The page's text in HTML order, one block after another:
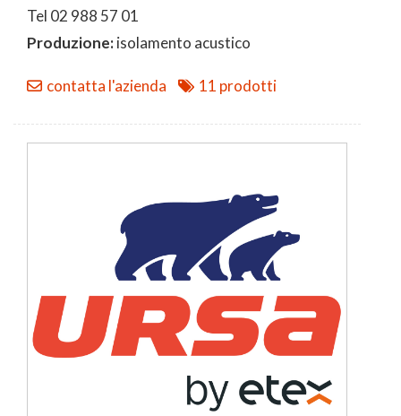
Tel 02 988 57 01
Produzione:isolamento acustico
contatta l'azienda 11 prodotti